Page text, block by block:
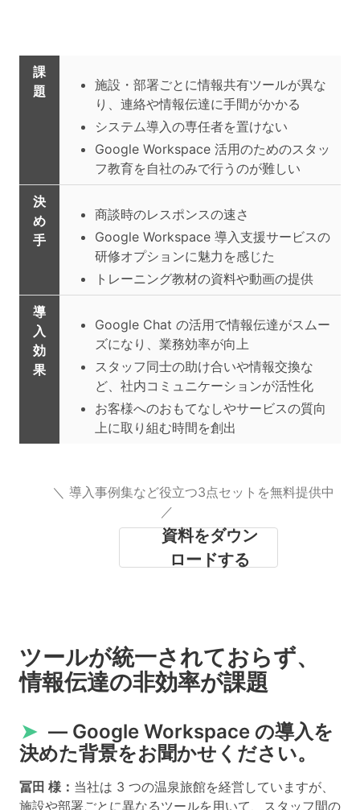
課
題
施設・部署ごとに情報共有ツールが異な
り、連絡や情報伝達に手間がかかる
システム導入の専任者を置けない
Google Workspace 活用のためのスタッ
フ教育を自社のみで行うのが難しい
決
め
手
商談時のレスポンスの速さ
Google Workspace 導入支援サービスの
研修オプションに魅力を感じた
トレーニング教材の資料や動画の提供
導
入
効
果
Google Chat の活用で情報伝達がスムー
ズになり、業務効率が向上
スタッフ同士の助け合いや情報交換な
ど、社内コミュニケーションが活性化
お客様へのおもてなしやサービスの質向
上に取り組む時間を創出
＼ 導入事例集など役立つ3点セットを無料提供中
／
資料をダウン
ロードする
ツールが統一されておらず、
情報伝達の非効率が課題
➤ ― Google Workspace の導入を
決めた背景をお聞かせください。
冨田 様： 当社は 3 つの温泉旅館を経営していますが、
施設や部署ごとに異なるツールを用いて、スタッフ間の